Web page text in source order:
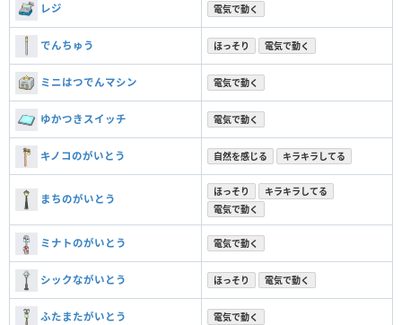
レジ 電気で動く
でんちゅう ほっそり 電気で動く
ミニはつでんマシン 電気で動く
ゆかつきスイッチ 電気で動く
キノコのがいとう 自然を感じる キラキラしてる
まちのがいとう
ほっそり
キラキラしてる
電気で動く
ミナトのがいとう 電気で動く
シックながいとう ほっそり 電気で動く
ふたまたがいとう 電気で動く